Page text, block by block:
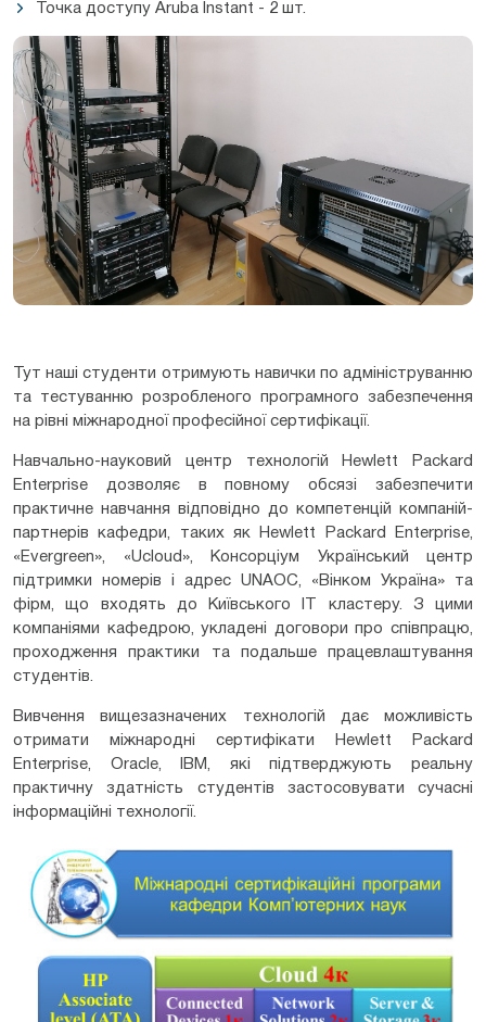
Точка доступу Aruba Instant - 2 шт.
Тут наші студенти отримують навички по адмініструванню
та тестуванню розробленого програмного забезпечення
на рівні міжнародної професійної сертифікації.
Навчально-науковий центр технологій Hewlett Packard
Enterprise дозволяє в повному обсязі забезпечити
практичне навчання відповідно до компетенцій компаній-
партнерів кафедри, таких як Hewlett Packard Enterprise,
«Evergreen», «Ucloud», Консорціум Український центр
підтримки номерів і адрес UNAOC, «Вінком Україна» та
фірм, що входять до Київського ІТ кластеру. З цими
компаніями кафедрою, укладені договори про співпрацю,
проходження практики та подальше працевлаштування
студентів.
Вивчення вищезазначених технологій дає можливість
отримати міжнародні сертифікати Hewlett Packard
Enterprise, Oracle, ІВМ, які підтверджують реальну
практичну здатність студентів застосовувати сучасні
інформаційні технології.